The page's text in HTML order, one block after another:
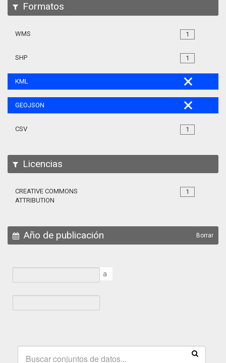
Formatos
1
WMS
1
SHP
KML
GEOJSON
1
CSV
Licencias
1
CREATIVE COMMONS
ATTRIBUTION
Año de publicación Borrar
a